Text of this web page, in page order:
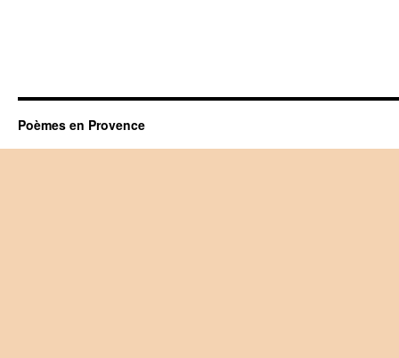
Poèmes en Provence